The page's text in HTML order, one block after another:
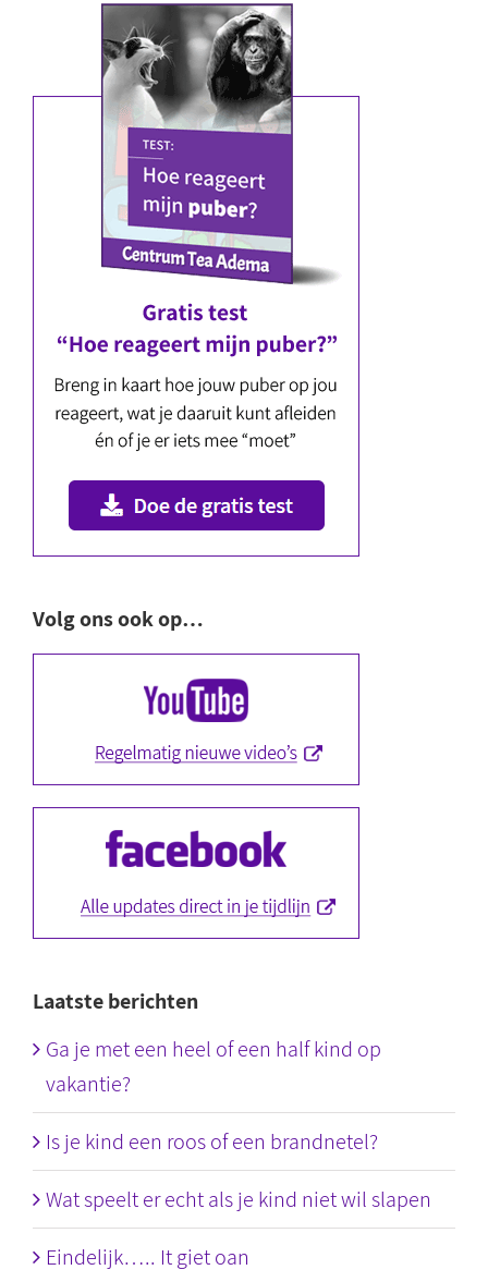
Volg ons ook op…
Laatste berichten
Ga je met een heel of een half kind op
vakantie?
Is je kind een roos of een brandnetel?
Wat speelt er echt als je kind niet wil slapen
Eindelijk….. It giet oan